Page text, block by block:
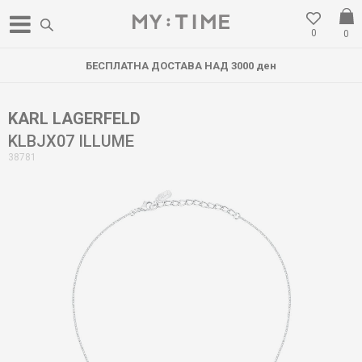
0
0
БЕСПЛАТНА ДОСТАВА НАД 3000 ден
KARL LAGERFELD
KLBJX07 ILLUME
38781